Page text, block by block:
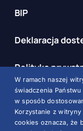
BIP
Deklaracja
Polityka
RODO
W ramach naszej
świadczenia
w sposób
Korzystanie z
cookies oznacza, że